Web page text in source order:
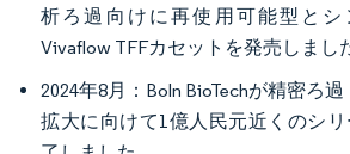
析ろ過向けに再使用可能型と
Vivaflow TFFカセットを発売しまし
2024年8月：Boln BioTechが精密ろ
拡大に向けて1億人民元近くのシ